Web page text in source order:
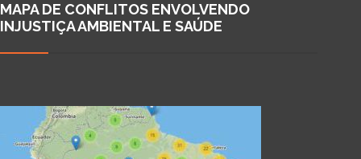
MAPA DE CONFLITOS ENVOLVENDO
INJUSTIÇA AMBIENTAL E SAÚDE